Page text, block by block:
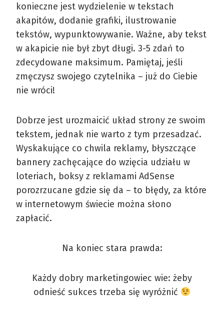
konieczne jest wydzielenie w tekstach
akapitów, dodanie grafiki, ilustrowanie
tekstów, wypunktowywanie. Ważne, aby tekst
w akapicie nie był zbyt długi. 3-5 zdań to
zdecydowane maksimum. Pamiętaj, jeśli
zmęczysz swojego czytelnika – już do Ciebie
nie wróci!
Dobrze jest urozmaicić układ strony ze swoim
tekstem, jednak nie warto z tym przesadzać.
Wyskakujące co chwila reklamy, błyszczące
bannery zachęcające do wzięcia udziału w
loteriach, boksy z reklamami AdSense
porozrzucane gdzie się da – to błędy, za które
w internetowym świecie można słono
zapłacić.
Na koniec stara prawda:
Każdy dobry marketingowiec wie: żeby
odnieść sukces trzeba się wyróżnić